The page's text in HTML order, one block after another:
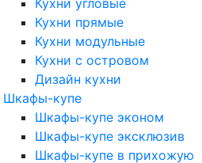
Кухни угловые
Кухни прямые
Кухни модульные
Кухни с островом
Дизайн кухни
Шкафы-купе
Шкафы-купе эконом
Шкафы-купе эксклюзив
Шкафы-купе в прихожую